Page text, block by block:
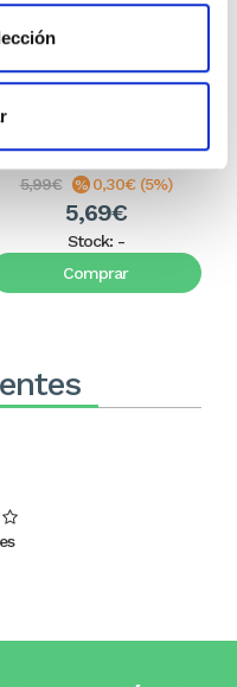
LA APARIENCIA (bolsillo)
5,99€ 0,30€ (5%)
5,69€
Stock: -
Comprar